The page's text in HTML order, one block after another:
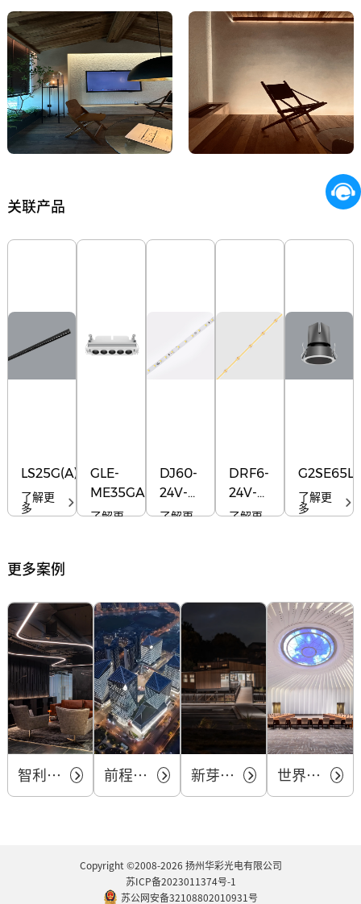
关联产品
LS25G(A)
了解更
多
GLE-
ME35GA05
了解更
DJ60-
24V-
8mm
了解更
DRF6-
24V-
8mm
了解更
G2SE65L2
了解更
多
更多案例
智利某办公室 前程无忧 前滩T6办公楼 新芽托儿中心 世界顶尖科学家论坛 永久会址
Copyright ©2008-2026 扬州华彩光电有限公司
苏ICP备2023011374号-1
苏公网安备32108802010931号